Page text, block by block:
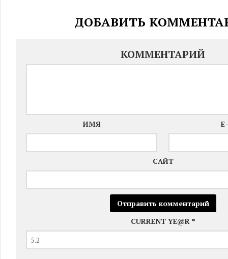
ДОБАВИТЬ
КОММЕНТАРИЙ
ИМЯ
САЙТ
CURRENT YE@R *